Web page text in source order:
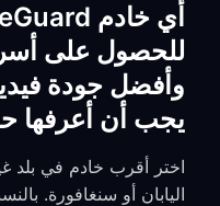
وأفضل جودة
يجب أن أعرفها
اختر أقرب خادم في بلد
اليابان أو سنغافورة.